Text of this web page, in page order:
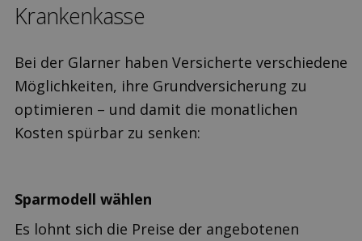
Kranken­kasse
Bei der Glarner haben Versicherte verschiedene
Möglichkeiten, ihre Grundversicherung zu
optimieren – und damit die monatlichen
Kosten spürbar zu senken:
Sparmodell wählen
Es lohnt sich die Preise der angebotenen